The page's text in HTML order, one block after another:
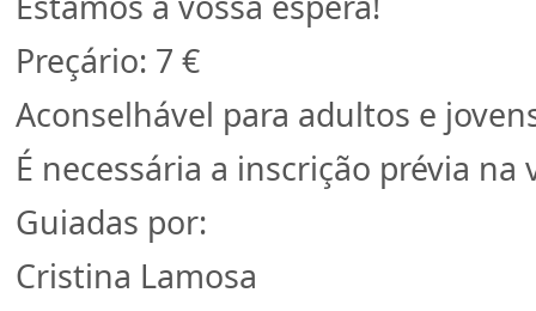
Preçário: 7 €
Aconselhável para adultos e
É necessária a inscrição prévia
Guiadas por:
Cristina Lamosa